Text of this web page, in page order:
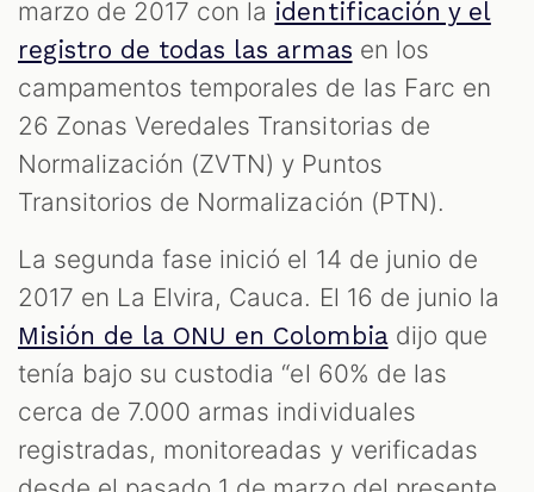
marzo de 2017 con la identificación y el
registro de todas las armas en los
campamentos temporales de las Farc en
26 Zonas Veredales Transitorias de
Normalización (ZVTN) y Puntos
Transitorios de Normalización (PTN).
La segunda fase inició el 14 de junio de
2017 en La Elvira, Cauca. El 16 de junio la
Misión de la ONU en Colombiadijo que
tenía bajo su custodia “el 60% de las
cerca de 7.000 armas individuales
registradas, monitoreadas y verificadas